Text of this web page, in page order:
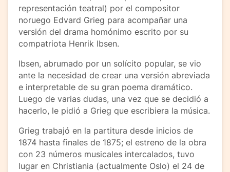
representación teatral) por el compositor
noruego Edvard Grieg para acompañar una
versión del drama homónimo escrito por su
compatriota Henrik Ibsen.
Ibsen, abrumado por un solícito popular, se vio
ante la necesidad de crear una versión abreviada
e interpretable de su gran poema dramático.
Luego de varias dudas, una vez que se decidió a
hacerlo, le pidió a Grieg que escribiera la música.
Grieg trabajó en la partitura desde inicios de
1874 hasta finales de 1875; el estreno de la obra
con 23 números musicales intercalados, tuvo
lugar en Christiania (actualmente Oslo) el 24 de